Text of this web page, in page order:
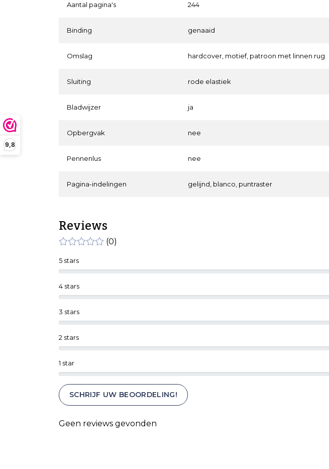
9,8
Aantal pagina's 244
Binding genaaid
Omslag hardcover, motief, patroon met linnen rug
Sluiting rode elastiek
Bladwijzer ja
Opbergvak nee
Pennenlus nee
Pagina-indelingen gelijnd, blanco, puntraster
Reviews
(0)
1 star
2 stars
3 stars
4 stars
5 stars
SCHRIJF UW BEOORDELING!
Geen reviews gevonden